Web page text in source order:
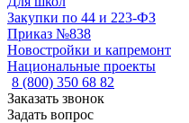
Закупки по 44 и 223-ФЗ
Приказ №838
Новостройки и капремонт
Национальные проекты
8 (800) 350 68 82
Заказать звонок
Задать вопрос